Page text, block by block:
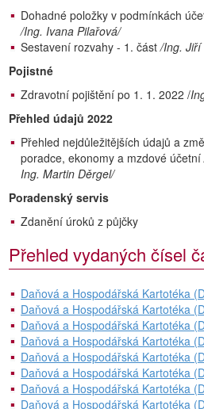
Dohadné položky v podmínkách
/Ing. Ivana Pilařová/
Sestavení rozvahy - 1. část/Ing. Jiří
Pojistné
Zdravotní pojištění po 1. 1. 2022 /
Přehled údajů 2022
Přehled nejdůležitějších údajů a
poradce, ekonomy a mzdové účetní
Ing. Martin Děrgel/
Poradenský servis
Zdanění úroků z půjčky
Přehled vydaných čísel
Daňová a Hospodářská Kartotéka
Daňová a Hospodářská Kartotéka
Daňová a Hospodářská Kartotéka
Daňová a Hospodářská Kartotéka
Daňová a Hospodářská Kartotéka
Daňová a Hospodářská Kartotéka
Daňová a Hospodářská Kartotéka
Daňová a Hospodářská Kartotéka